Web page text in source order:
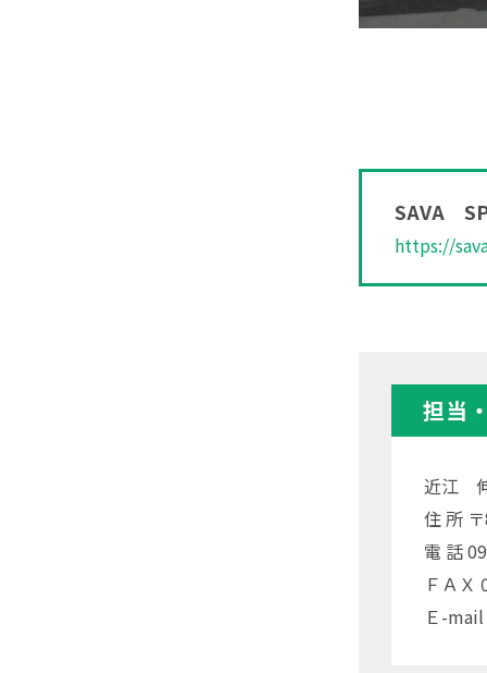
SAVA
https://
担当
近江
住 所
電 話
ＦＡＸ
Ｅ-